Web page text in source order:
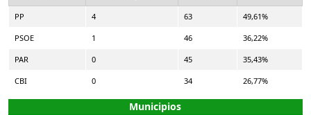
PP 4 63 49,61%
PSOE 1 46 36,22%
PAR 0 45 35,43%
CBI 0 34 26,77%
Municipios